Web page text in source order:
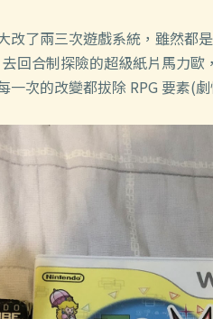
改了兩三次遊戲系統，雖然都
回合制探險的超級紙片馬力
次的改變都拔除 RPG 要素(